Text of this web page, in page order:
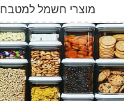
מוצרי חשמל למטבח